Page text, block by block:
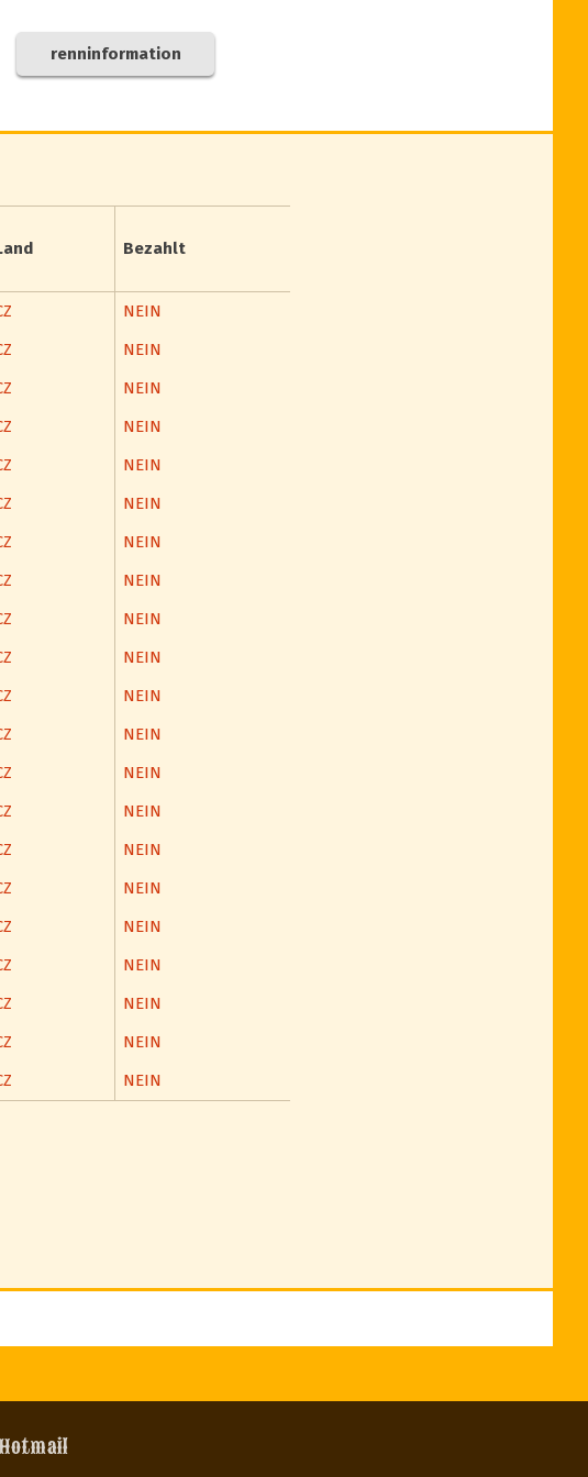
renninformation
Bezahlt
NEIN
NEIN
NEIN
NEIN
NEIN
NEIN
NEIN
NEIN
NEIN
NEIN
NEIN
NEIN
NEIN
NEIN
NEIN
NEIN
NEIN
NEIN
NEIN
NEIN
NEIN
Hotmail